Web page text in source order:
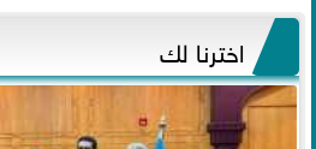
اخترنا لك